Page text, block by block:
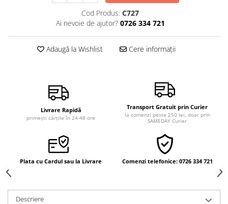
Psihologie practică
Lumea îngerilor
Seria Masaru Emoto
Inspiraţie divină
Îngeri
Viaţa de după moarte
Cod Produs: C727
Ai nevoie de ajutor? 0726 334 721
Adaugă la Wishlist Cere informații
Livrare Rapidă
primești cărțile în 24-48 ore
Transport Gratuit prin Curier
la comenzi peste 250 lei, doar prin
SAMEDAY Curier
Plata cu Cardul sau la Livrare Comenzi telefonice: 0726 334 721
Descriere